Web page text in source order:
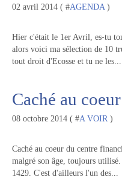
02 avril 2014 ( #AGENDA)
Hier c'était le 1er Avril, es-tu
alors voici ma sélection de 10
tout droit d'Ecosse et tu ne les...
Caché au
08 octobre 2014 ( #A VOIR )
Caché au coeur du centre
malgré son âge, toujours
1429. C'est d'ailleurs l'un des...